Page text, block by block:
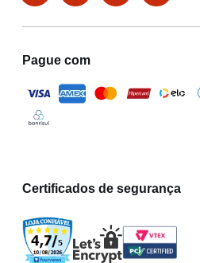
Pague com
Certificados de segurança